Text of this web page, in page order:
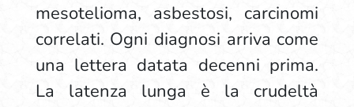
mesotelioma, asbestosi, carcinomi
correlati. Ogni diagnosi arriva come
una lettera datata decenni prima.
La latenza lunga è la crudeltà